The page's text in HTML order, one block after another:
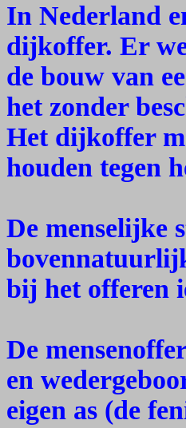
In Nederland
dijkoffer. Er
de bouw van
het zonder
Het dijkoffer
houden tegen
De menselijke
bij het offeren
De
en
eigen as (de